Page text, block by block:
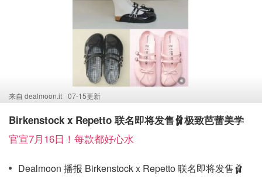
来自 dealmoon.it 07-15更新
Birkenstock x Repetto 联名即将发售🩰极致芭蕾美学
官宣7月16日！每款都好心水
Dealmoon 播报 Birkenstock x Repetto 联名即将发售🩰